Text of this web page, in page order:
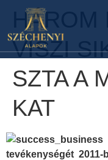
HÁROM
VISZI
SZTA A
KAT
tevékenységét